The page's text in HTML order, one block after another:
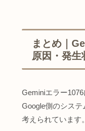
まとめ｜
原因・発生
Geminiエラー
Google側のシス
考えられています。